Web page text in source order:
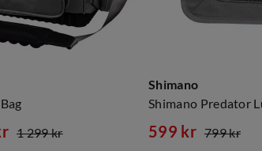
1 299 kr
Shimano
Shimano Predator
599 kr 799 kr